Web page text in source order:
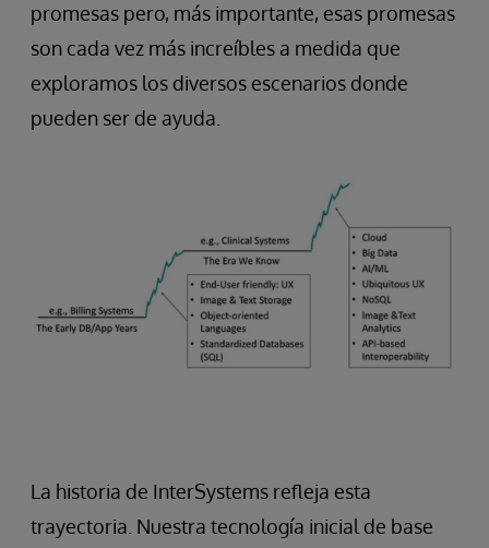
promesas pero, más importante, esas promesas
son cada vez más increíbles a medida que
exploramos los diversos escenarios donde
pueden ser de ayuda.
La historia de InterSystems refleja esta
trayectoria. Nuestra tecnología inicial de base